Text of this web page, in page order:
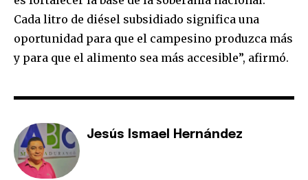
Cada litro de diésel subsidiado significa una
oportunidad para que el campesino produzca más
y para que el alimento sea más accesible”, afirmó.
Jesús Ismael Hernández